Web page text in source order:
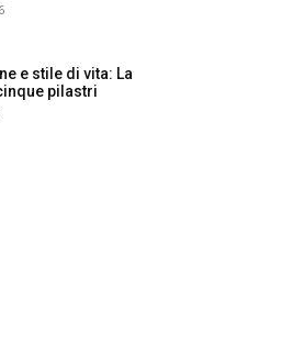
e stile di vita: La
pilastri